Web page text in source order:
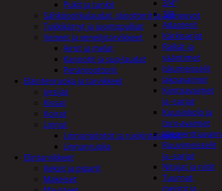
3/4"
3/8
Adapterit
Kärkisarjat
Räikät ja
vääntimet
Iskumeisselit
Jakoavaimet
Kiintoavaimet
ja -sarjat
Kuusiokolo ja
torx-avaimet
Ruuvimeisselit
ja -sarjat
Nitojat ja niitit
Tuurnat,
meistit ja
Pukit ja tunkit
Sähköpotkulaudat, skootterit ja ajoneuvot
Tukkikärryt ja juontopulkat
Veneet ja veneilytarvikkeet
Airot ja melat
Kanootit ja sup-laudat
Perämoottorit
Eläintenruoka ja tarvikkeet
Jyrsijät
Kissat
Koirat
Linnut
Linnunpöntöt ja ruokintalaudat
Linnunruoka
Elintarvikkeet
Keksit ja piparit
Makeiset